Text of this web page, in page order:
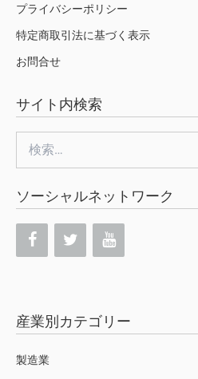
プライバシーポリシー
特定商取引法に基づく表示
お問合せ
サイト内検索
索:
ソーシャルネットワーク
産業別カテゴリー
製造業